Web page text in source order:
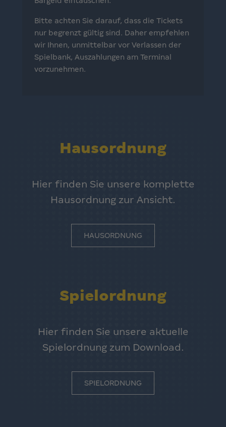
Bitte achten Sie darauf, dass die Tickets
nur begrenzt gültig sind. Daher empfehlen
wir Ihnen, unmittelbar vor Verlassen der
Spielbank, Auszahlungen am Terminal
vorzunehmen.
Hausordnung
Hier finden Sie unsere komplette
Hausordnung zur Ansicht.
HAUSORDNUNG
Spielordnung
Hier finden Sie unsere aktuelle
Spielordnung zum Download.
SPIELORDNUNG